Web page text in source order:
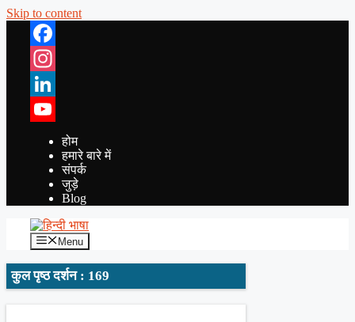
Skip to content
Facebook
Instagram
LinkedIn
YouTube
होम
हमारे बारे में
संपर्क
जुड़े
Blog
Menu
कुल पृष्ठ दर्शन : 169